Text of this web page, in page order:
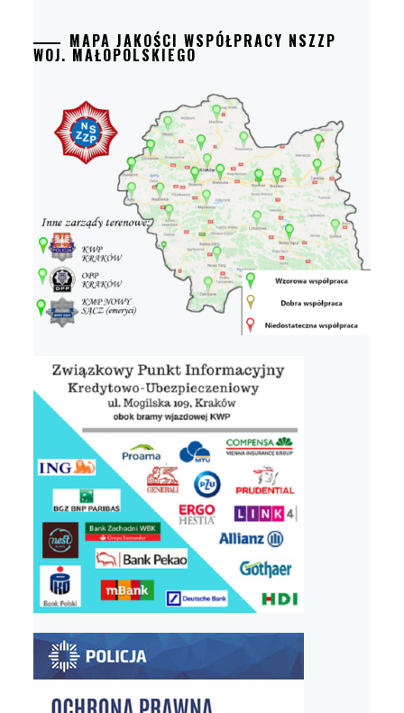
MAPA JAKOŚCI WSPÓŁPRACY NSZZP
WOJ. MAŁOPOLSKIEGO